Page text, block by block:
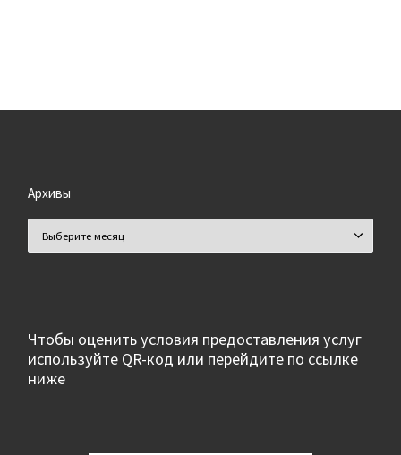
Архивы
Чтобы оценить условия предоставления услуг
используйте QR-код или перейдите по ссылке
ниже